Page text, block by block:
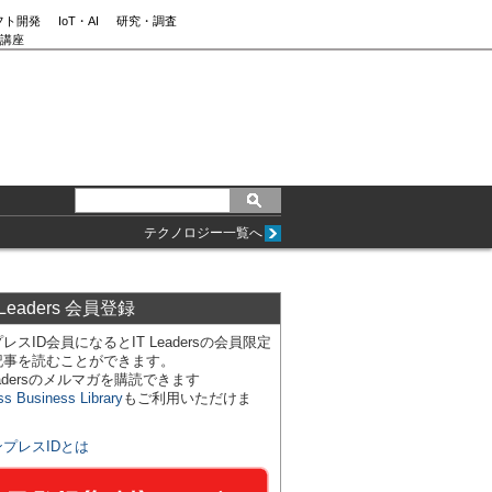
ト開発 IoT・AI
研究・調査
座
テクノロジー一覧へ
会員登録
スID会員になるとIT Leadersの会員限定
を読むことができます。
のメルマガを購読できます
Business Libraryもご利用いただけま
プレスIDとは